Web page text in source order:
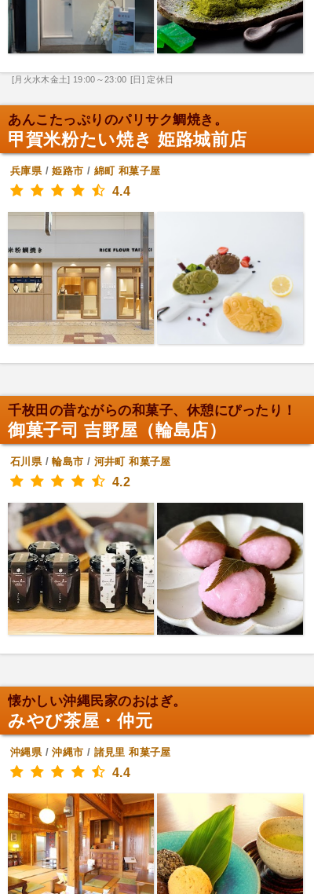
[月火水木金土] 19:00～23:00 [日] 定休日
あんこたっぷりのパリサク鯛焼き。
甲賀米粉たい焼き 姫路城前店
兵庫県/姫路市 / 綿町 和菓子屋
4.4
千枚田の昔ながらの和菓子、休憩にぴったり！
御菓子司 吉野屋（輪島店）
石川県/輪島市 / 河井町 和菓子屋
4.2
懐かしい沖縄民家のおはぎ。
みやび茶屋・仲元
沖縄県/沖縄市 / 諸見里 和菓子屋
4.4